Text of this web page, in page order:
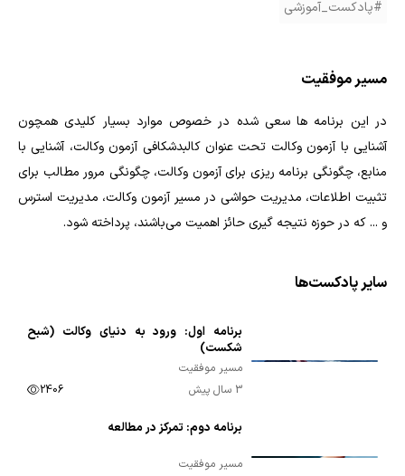
#پادکست_آموزشی
مسیر موفقیت
در این برنامه ها سعی شده در خصوص موارد بسیار کلیدی همچون
آشنایی با آزمون وکالت تحت عنوان کالبدشکافی آزمون وکالت، آشنایی با
منابع، چگونگی برنامه ریزی برای آزمون وکالت، چگونگی مرور مطالب برای
تثبیت اطلاعات، مدیریت حواشی در مسیر آزمون وکالت، مدیریت استرس
و ... که در حوزه نتیجه گیری حائز اهمیت می‌باشند، پرداخته شود.
سایر پادکست‌ها
برنامه اول: ورود به دنیای وکالت (شبح
شکست)
مسیر موفقیت
3 سال پیش
2406
برنامه دوم: تمرکز در مطالعه
مسیر موفقیت